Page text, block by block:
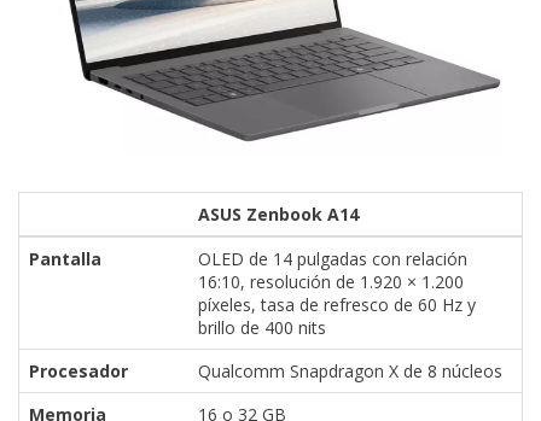
ASUS Zenbook A14
Pantalla
OLED de 14 pulgadas con relación
16:10, resolución de 1.920 × 1.200
píxeles, tasa de refresco de 60 Hz y
brillo de 400 nits
Procesador
Qualcomm Snapdragon X de 8 núcleos
Memoria
16 o 32 GB